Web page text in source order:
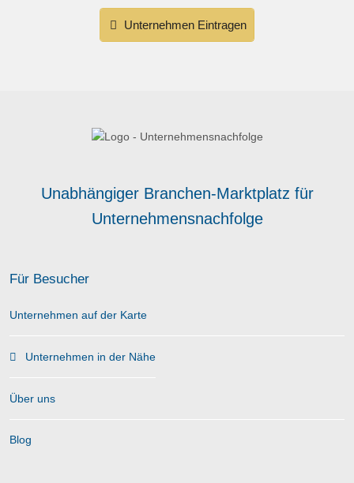
Unternehmen Eintragen
Unabhängiger Branchen-Marktplatz für
Unternehmensnachfolge
Für Besucher
Unternehmen auf der Karte
Unternehmen in der Nähe
Über uns
Blog